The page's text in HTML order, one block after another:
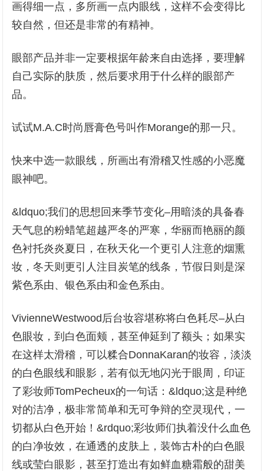
画得细一点，多所画一点内眼线，这样不会变得比
较自然，但还是非常的有精神。
眼部产品并非一定要根据年龄来自由选择，要理解
自己实际的肤质，然后要求用于什么样的眼部产
品。
试试M.A.C时尚唇膏色号叫作Morange的那一只。
快来中选一款眼线，所画出有滑稽又性感的小恶魔
眼神吧。
&ldquo;我们的思想回来季节变化–用暗淡的具备春
天气息的粉蜡笔超越严冬的严寒，华丽而艳丽的颜
色衬托炎炎夏日，在秋天化一个更引人注意的烟熏
妆，冬天则更引人注目炭笔的线条，节假日则是深
紫色系由、银色系由和金色系由。
VivienneWestwood后台妆容堪称将白色耗尽–从白
色眼妆，到白色面颊，甚至伸延到了额头；如果实
在这样太滑稽，可以糅合DonnaKaran的妆容，淡淡
的白色眼线和眼影，若有似无地闪光于眼周，印证
了彩妆师TomPecheux的一句话：&ldquo;这是种绝
对的洁净，极非常简单和无可争辩的空灵现代，一
切都从白色开始！&rdquo;彩妆师们执着没什么血色
的白净妆效，在通透的皮肤上，装饰古朴的白色眼
线或莹白眼影，甚至打造出有如鲜血糖霜般的甜美